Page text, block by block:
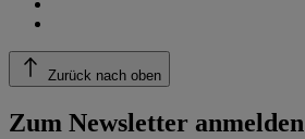
Zurück nach oben
Zum Newsletter anmelden